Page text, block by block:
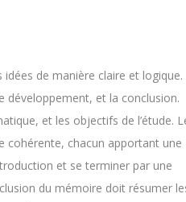
de manière claire et logique.
développement, et la conclusion.
et les objectifs de l’étude.
cohérente, chacun apportant une
et se terminer par une
du mémoire doit résumer